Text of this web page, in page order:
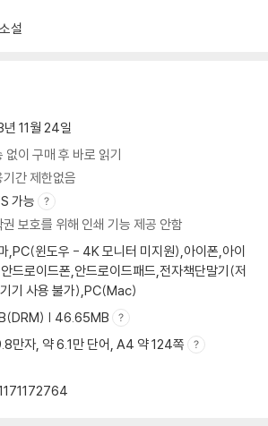
설
11월 24일
없이 구매 후 바로 읽기
기간 제한없음
가능
권 보호를 위해 인쇄 기능 제공 안함
,PC(윈도우 - 4K 모니터 미지원),아이폰,아이
드로이드폰,안드로이드패드,전자책단말기(저
기 사용 불가),PC(Mac)
| 46.65MB
만자, 약 6.1만 단어, A4 약 124쪽